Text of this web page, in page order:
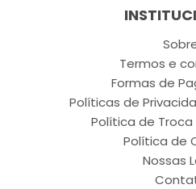
Termos e
Formas de
Políticas de
Política de
Política de
Nossas